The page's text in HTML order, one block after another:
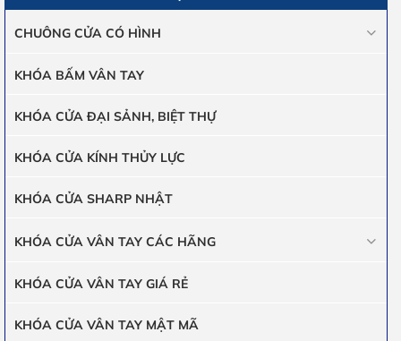
CHUÔNG CỬA CÓ HÌNH
KHÓA BẤM VÂN TAY
KHÓA CỬA ĐẠI SẢNH, BIỆT THỰ
KHÓA CỬA KÍNH THỦY LỰC
KHÓA CỬA SHARP NHẬT
KHÓA CỬA VÂN TAY CÁC HÃNG
KHÓA CỬA VÂN TAY GIÁ RẺ
KHÓA CỬA VÂN TAY MẬT MÃ